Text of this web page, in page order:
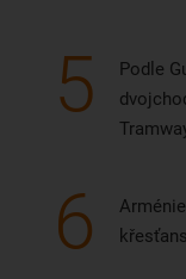
5
Podle
6